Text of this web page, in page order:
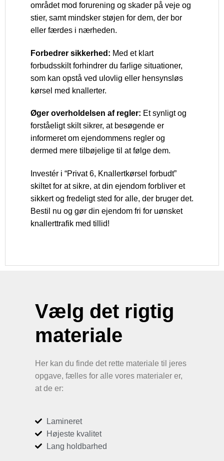
området mod forurening og skader på veje og
stier, samt mindsker støjen for dem, der bor
eller færdes i nærheden.
Forbedrer sikkerhed: Med et klart
forbudsskilt forhindrer du farlige situationer,
som kan opstå ved ulovlig eller hensynsløs
kørsel med knallerter.
Øger overholdelsen af regler: Et synligt og
forståeligt skilt sikrer, at besøgende er
informeret om ejendommens regler og
dermed mere tilbøjelige til at følge dem.
Investér i “Privat 6, Knallertkørsel forbudt”
skiltet for at sikre, at din ejendom forbliver et
sikkert og fredeligt sted for alle, der bruger det.
Bestil nu og gør din ejendom fri for uønsket
knallerttrafik med tillid!
Vælg det rigtig
materiale
Her kan du finde det rette materiale til jeres
opgave, fælles for alle vores materialer er,
at de er:
Lamineret
Højeste kvalitet
Lang holdbarhed